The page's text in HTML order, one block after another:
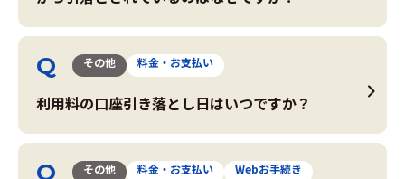
その他 料金・お支払い
利用料の口座引き落とし日はいつですか？
その他 料金・お支払い Webお手続き